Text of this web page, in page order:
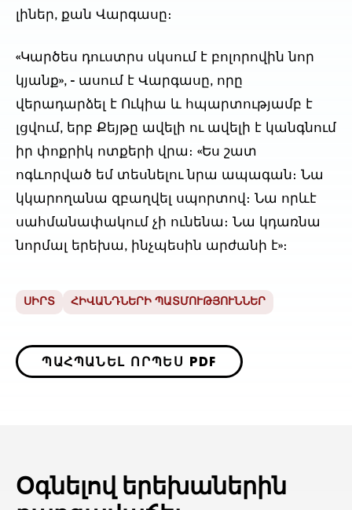
լիներ, քան Վարգասը։
«Կարծես դուստրս սկսում է բոլորովին նոր
կյանք», - ասում է Վարգասը, որը
վերադարձել է Ուկիա և հպարտությամբ է
լցվում, երբ Քեյթը ավելի ու ավելի է կանգնում
իր փոքրիկ ոտքերի վրա։ «Ես շատ
ոգևորված եմ տեսնելու նրա ապագան։ Նա
կկարողանա զբաղվել սպորտով։ Նա որևէ
սահմանափակում չի ունենա։ Նա կդառնա
նորմալ երեխա, ինչպեսին արժանի է»։
ՍԻՐՏ ՀԻՎԱՆԴՆԵՐԻ ՊԱՏՄՈՒԹՅՈՒՆՆԵՐ
ՊԱՀՊԱՆԵԼ ՈՐՊԵՍ PDF
Օգնելով երեխաներին